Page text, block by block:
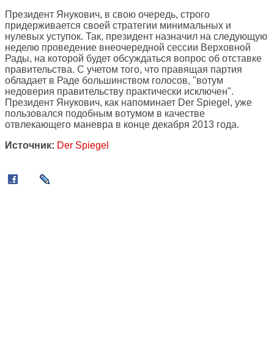
Президент Янукович, в свою очередь, строго
придерживается своей стратегии минимальных и
нулевых уступок. Так, президент назначил на следующую
неделю проведение внеочередной сессии Верховной
Рады, на которой будет обсуждаться вопрос об отставке
правительства. С учетом того, что правящая партия
обладает в Раде большинством голосов, "вотум
недоверия правительству практически исключен".
Президент Янукович, как напоминает Der Spiegel, уже
пользовался подобным вотумом в качестве
отвлекающего маневра в конце декабря 2013 года.
Источник: Der Spiegel